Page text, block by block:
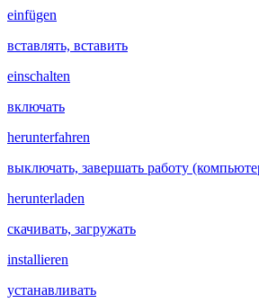
einfügen
вставлять, вставить
einschalten
включать
herunterfahren
выключать, завершать работу
herunterladen
скачивать, загружать
installieren
устанавливать